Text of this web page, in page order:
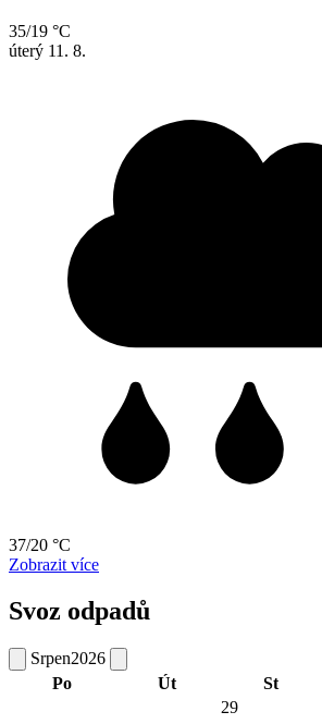
35/19 °C
úterý 11. 8.
37/20 °C
Zobrazit více
Svoz odpadů
Srpen2026
Po
Út St
29